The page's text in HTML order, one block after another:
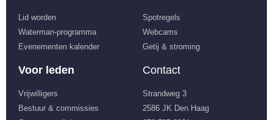
Lid worden
Waterman-programma
Evenementen kalender
Spotregels
Webcams
Getij & stroming
Voor leden
Vrijwilligers
Bestuur & commissies
Contact
Strandweg 3
2586 JK Den Haag